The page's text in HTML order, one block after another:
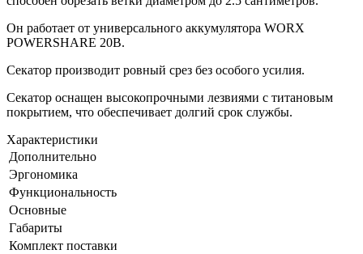
Он работает от универсального аккумулятора WORX
POWERSHARE 20В.
Секатор производит ровный срез без особого усилия.
Секатор оснащен высокопрочными лезвиями с титановым
покрытием, что обеспечивает долгий срок службы.
Характеристики
Дополнительно
Эргономика
Функциональность
Основные
Габариты
Комплект поставки